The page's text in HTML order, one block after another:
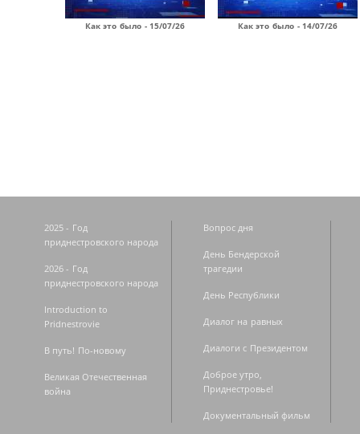
Как это было - 15/07/26 Как это было - 14/07/26
2025 - Год
приднестровского народа
2026 - Год
приднестровского народа
Introduction to
Pridnestrovie
В путь! По-новому
Великая Отечественная
война
Вопрос дня
День Бендерской
трагедии
День Республики
Диалог на равных
Диалоги с Президентом
Доброе утро,
Приднестровье!
Документальный фильм